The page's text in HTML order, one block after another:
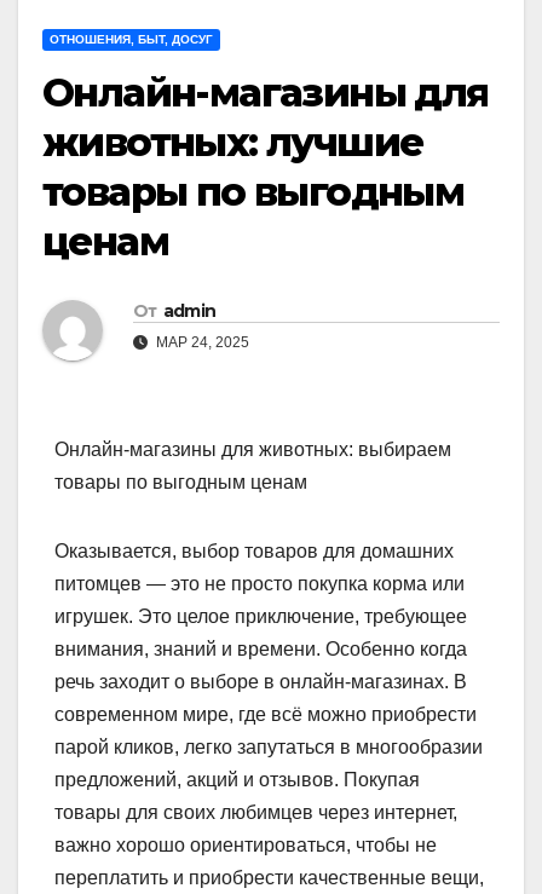
ОТНОШЕНИЯ, БЫТ, ДОСУГ
Онлайн-магазины для
животных: лучшие
товары по выгодным
ценам
От admin
МАР 24, 2025
Онлайн-магазины для животных: выбираем
товары по выгодным ценам
Оказывается, выбор товаров для домашних
питомцев — это не просто покупка корма или
игрушек. Это целое приключение, требующее
внимания, знаний и времени. Особенно когда
речь заходит о выборе в онлайн-магазинах. В
современном мире, где всё можно приобрести
парой кликов, легко запутаться в многообразии
предложений, акций и отзывов. Покупая
товары для своих любимцев через интернет,
важно хорошо ориентироваться, чтобы не
переплатить и приобрести качественные вещи,